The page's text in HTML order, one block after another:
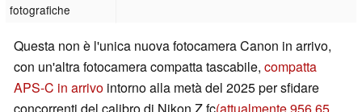
fotografiche
Questa non è l'unica nuova fotocamera Canon in arrivo,
con un'altra fotocamera compatta tascabile, compatta
APS-C in arrivo intorno alla metà del 2025 per sfidare